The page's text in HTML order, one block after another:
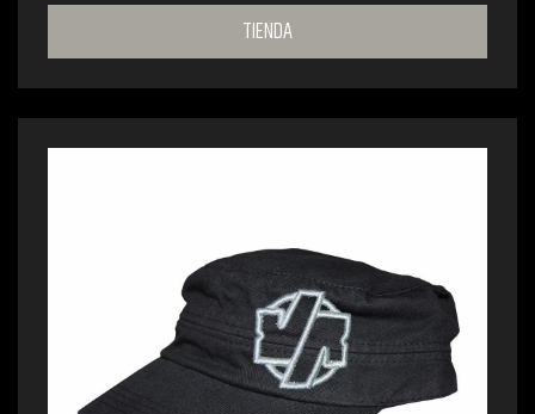
TIENDA